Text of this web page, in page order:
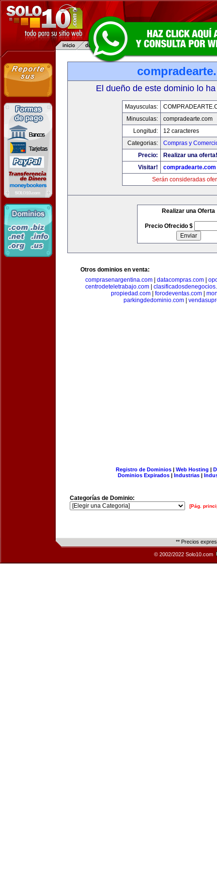
El dueño de este dominio lo
Mayusculas:
Minusculas:
compradearte.com
Longitud:
12 caracteres
Categorias:
Compras y
Precio:
Realizar una oferta!
Visitar!
compradearte.com
Serán consideradas
Realizar una Oferta
Precio Ofrecido $
Otros dominios en venta:
comprasenargentina.com| datacompras.com|
centrodeteletrabajo.com
propiedad.com
forodeventas.com
parkingdedominio.com|
Registro de Dominios| Web Hosting |
Dominios Expirados | Industrias |
Categorías de Dominio:
[Pág.
** Precios
© 2002/2022 Solo10.com